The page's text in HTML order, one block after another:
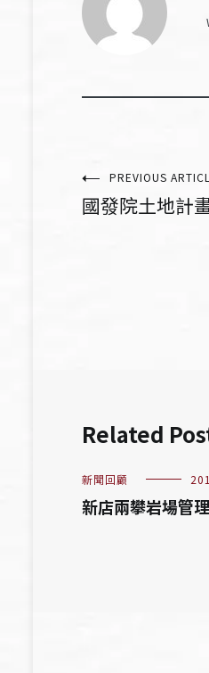
文PREVIOUS
國發院土地計
Related
新聞回顧
新店兩攀岩場管